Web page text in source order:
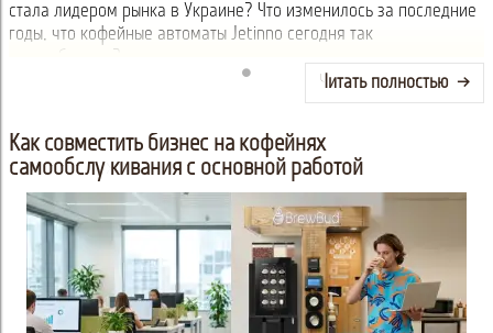
стала лидером рынка в Украине? Что изменилось за последние
годы, что кофейные автоматы Jetinno сегодня так
востребованы?
Читать полностью
Как совместить бизнес на кофейнях
самообслуживания с основной работой